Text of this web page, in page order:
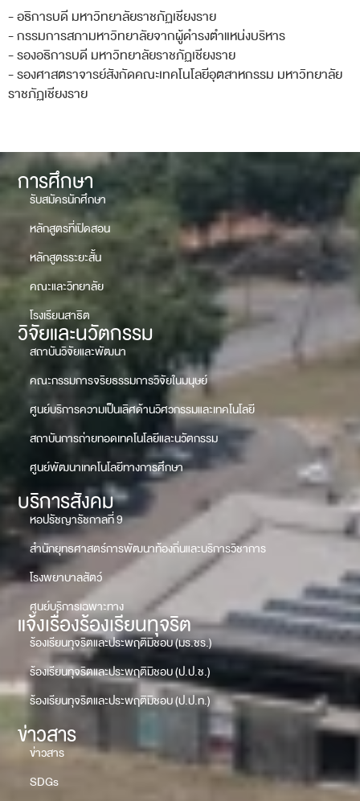
- อธิการบดี มหาวิทยาลัยราชภัฏเชียงราย
- กรรมการสภามหาวิทยาลัยจากผู้ดำรงตำแหน่งบริหาร
- รองอธิการบดี มหาวิทยาลัยราชภัฏเชียงราย
- รองศาสตราจารย์สังกัดคณะเทคโนโลยีอุตสาหกรรม มหาวิทยาลัย
ราชภัฏเชียงราย
การศึกษา
รับสมัครนักศึกษา
หลักสูตรที่เปิดสอน
หลักสูตรระยะสั้น
คณะและวิทยาลัย
โรงเรียนสาธิต
วิจัยและนวัตกรรม
สถาบันวิจัยและพัฒนา
คณะกรรมการจริยธรรมการวิจัยในมนุษย์
ศูนย์บริการความเป็นเลิศด้านวิศวกรรมและเทคโนโลยี
สถาบันการถ่ายทอดเทคโนโลยีและนวัตกรรม
ศูนย์พัฒนาเทคโนโลยีทางการศึกษา
บริการสังคม
หอปรัชญารัชกาลที่ 9
สำนักยุทธศาสตร์การพัฒนาท้องถิ่นและบริการวิชาการ
โรงพยาบาลสัตว์
ศูนย์บริการเฉพาะทาง
แจ้งเรื่องร้องเรียนทุจริต
ร้องเรียนทุจริตและประพฤติมิชอบ (มร.ชร.)
ร้องเรียนทุจริตและประพฤติมิชอบ (ป.ป.ช.)
ร้องเรียนทุจริตและประพฤติมิชอบ (ป.ป.ท.)
ข่าวสาร
ข่าวสาร
SDGs